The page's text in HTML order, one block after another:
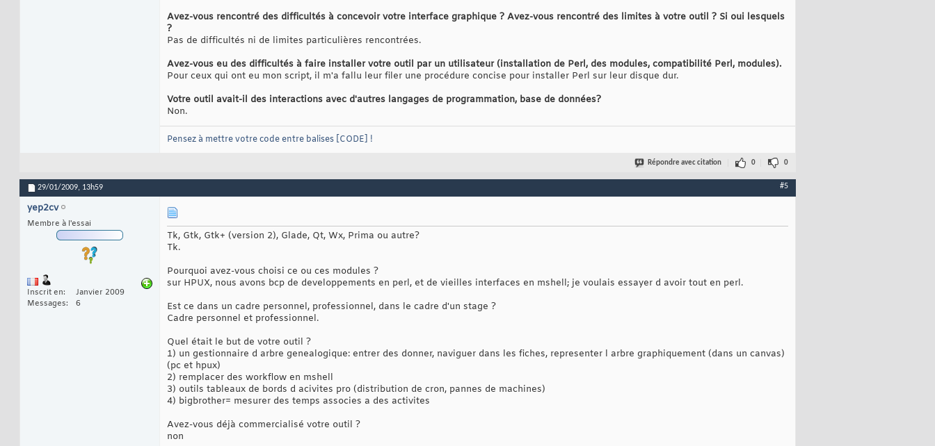
Avez-vous rencontré des difficultés à concevoir votre interface graphique ? Avez-vous rencontré des limites à votre outil ? Si oui lesquels
?
Pas de difficultés ni de limites particulières rencontrées.
Avez-vous eu des difficultés à faire installer votre outil par un utilisateur (installation de Perl, des modules, compatibilité Perl, modules).
Pour ceux qui ont eu mon script, il m'a fallu leur filer une procédure concise pour installer Perl sur leur disque dur.
Votre outil avait-il des interactions avec d'autres langages de programmation, base de données?
Non.
Pensez à mettre votre code entre balises [CODE] !
Répondre avec citation 0 0
29/01/2009, 13h59 #5
yep2cv
Membre à l'essai
Inscrit en
Janvier 2009
Messages
6
Tk, Gtk, Gtk+ (version 2), Glade, Qt, Wx, Prima ou autre?
Tk.
Pourquoi avez-vous choisi ce ou ces modules ?
sur HPUX, nous avons bcp de developpements en perl, et de vieilles interfaces en mshell; je voulais essayer d avoir tout en perl.
Est ce dans un cadre personnel, professionnel, dans le cadre d'un stage ?
Cadre personnel et professionnel.
Quel était le but de votre outil ?
1) un gestionnaire d arbre genealogique: entrer des donner, naviguer dans les fiches, representer l arbre graphiquement (dans un canvas)
(pc et hpux)
2) remplacer des workflow en mshell
3) outils tableaux de bords d acivites pro (distribution de cron, pannes de machines)
4) bigbrother= mesurer des temps associes a des activites
Avez-vous déjà commercialisé votre outil ?
non